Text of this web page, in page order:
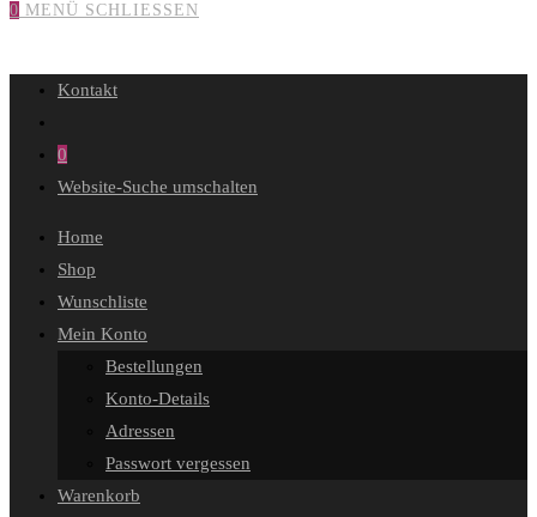
0 MENÜ SCHLIESSEN
Kontakt
0
Website-Suche umschalten
Home
Shop
Wunschliste
Mein Konto
Bestellungen
Konto-Details
Adressen
Passwort vergessen
Warenkorb